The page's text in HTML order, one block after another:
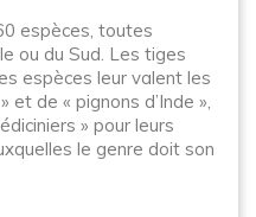
espèces, toutes
ou du Sud. Les tiges
espèces leur valent les
de « pignons d’Inde »,
» pour leurs
le genre doit son